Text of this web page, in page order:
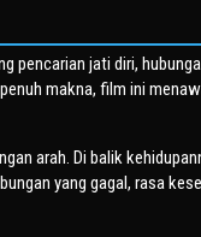
pencarian jati diri,
makna, film ini
arah. Di balik
yang gagal, rasa